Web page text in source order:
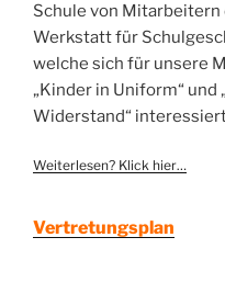
Schule von Mitarbeitern
Werkstatt für
welche sich für unsere
„Kinder in Uniform“ und
Widerstand“
Weiterlesen? Klick hier…
Vertretungsplan